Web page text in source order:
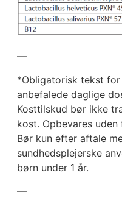
—
*Obligatorisk tekst
anbefalede daglige
Kosttilskud bør ikke
kost. Opbevares
Bør kun efter aftale
sundhedsplejerske
børn under 1 år.
—